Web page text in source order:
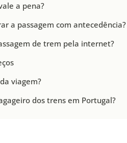
a pena?
a passagem com antecedência?
de trem pela internet?
viagem?
dos trens em Portugal?